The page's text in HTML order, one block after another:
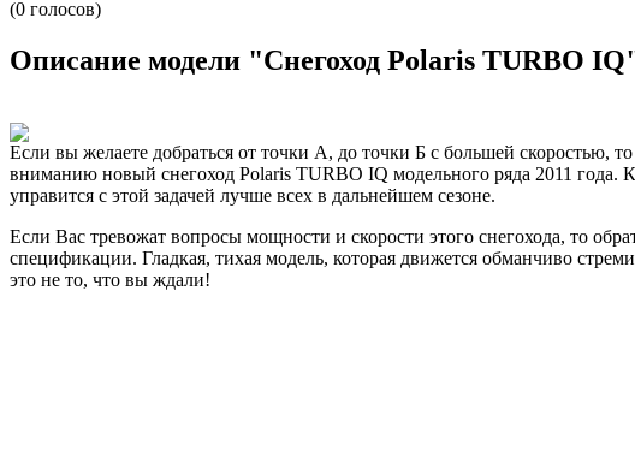
(0 голосов)
Описание модели "Снегоход Polaris TURBO
Если вы желаете добраться от точки А, до точки Б с большей скоростью,
вниманию новый снегоход Polaris TURBO IQ модельного ряда 2011 года.
управится с этой задачей лучше всех в дальнейшем сезоне.
Если Вас тревожат вопросы мощности и скорости этого снегохода, то
спецификации. Гладкая, тихая модель, которая движется обманчиво
это не то, что вы ждали!